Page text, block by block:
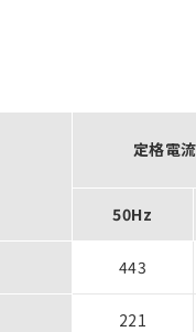
定格電
50Hz
443
221